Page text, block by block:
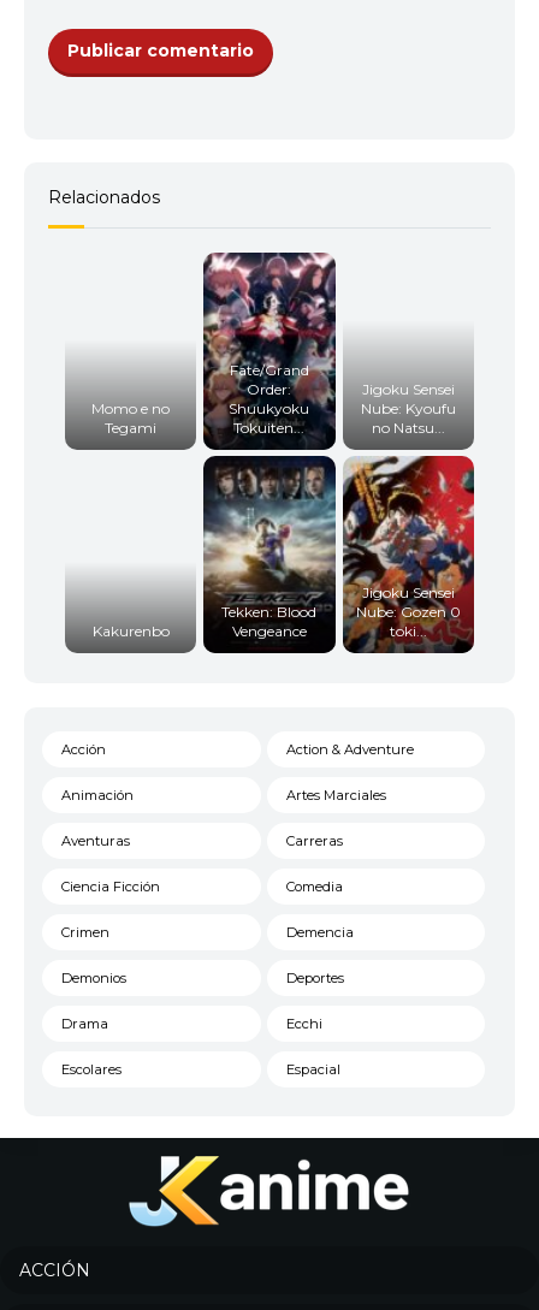
Relacionados
Momo e no
Tegami
Fate/Grand
Order:
Shuukyoku
Tokuiten...
Jigoku Sensei
Nube: Kyoufu
no Natsu...
Kakurenbo
Tekken: Blood
Vengeance
Jigoku Sensei
Nube: Gozen 0
toki...
Acción Action & Adventure
Animación Artes Marciales
Aventuras Carreras
Ciencia Ficción Comedia
Crimen Demencia
Demonios Deportes
Drama Ecchi
Escolares Espacial
Historico
Josei
ACCIÓN